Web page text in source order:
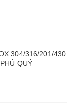
304/316/201/430
QUÝ